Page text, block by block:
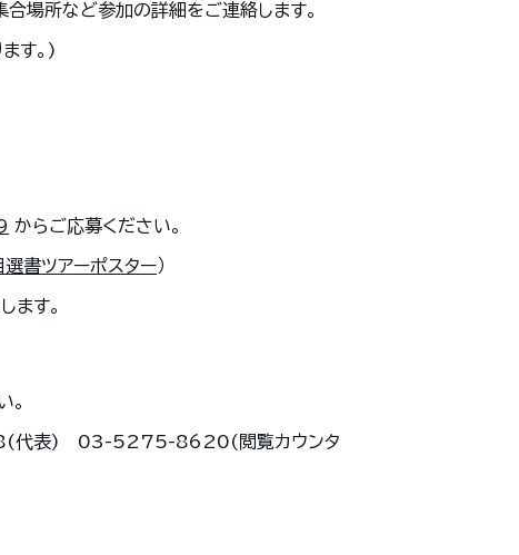
場所など参加の詳細をご連絡します。
す。)
からご応募ください。
書ツアーポスター）
ます。
。
代表) 03-5275-8620(閲覧カウンタ